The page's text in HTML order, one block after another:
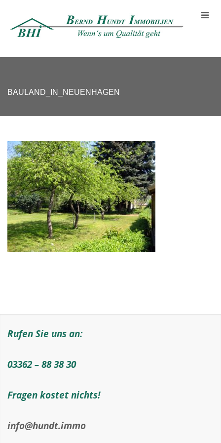
BAULAND_IN_NEUENHAGEN
Rufen Sie uns an:
03362 – 88 38 30
Fragen kostet nichts!
info@hundt.immo